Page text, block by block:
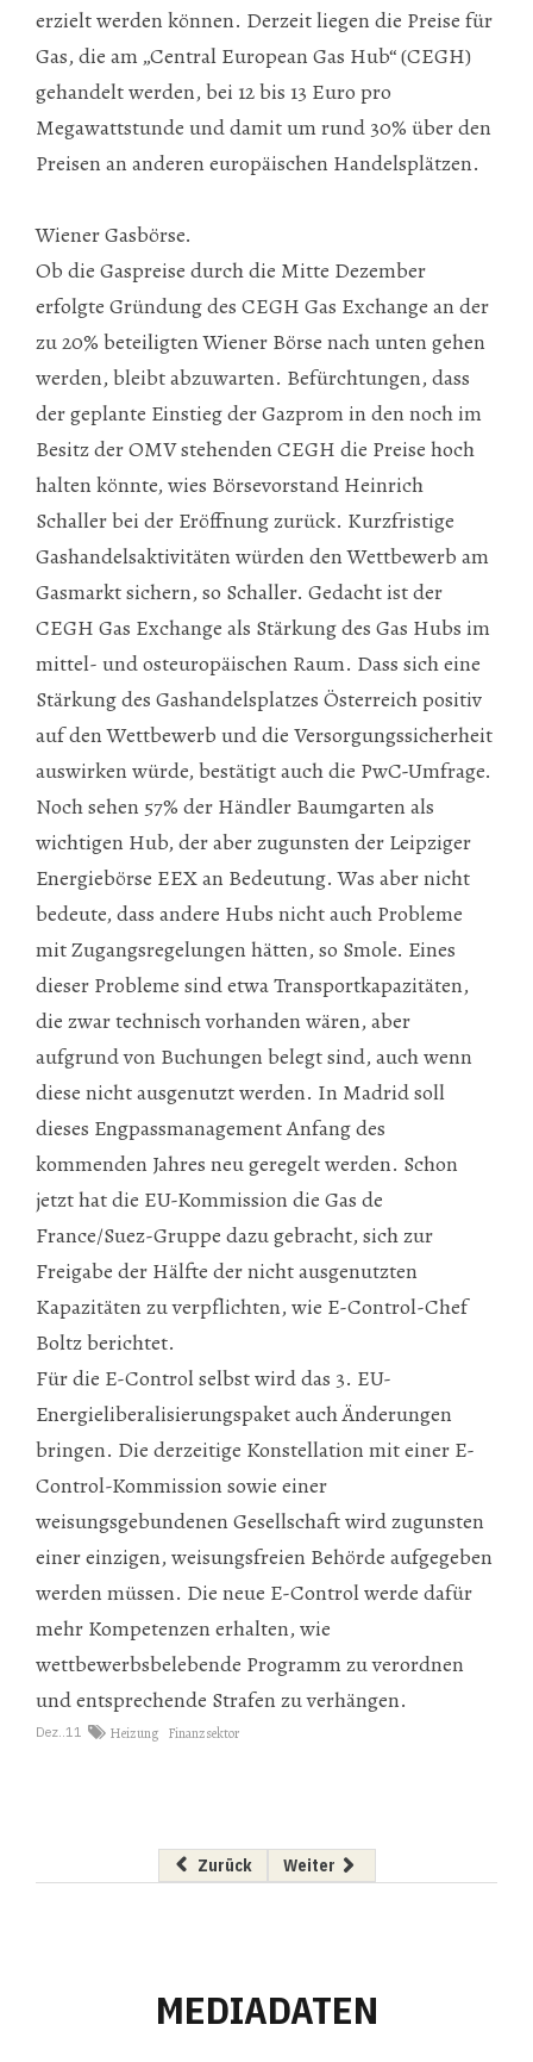
erzielt werden können. Derzeit liegen die Preise für
Gas, die am „Central European Gas Hub“(CEGH)
gehandelt werden, bei 12 bis 13 Euro pro
Megawattstunde und damit um rund 30% über den
Preisen an anderen europäischen Handelsplätzen.
Wiener Gasbörse.
Ob die Gaspreise durch die Mitte Dezember
erfolgte Gründung des CEGH Gas Exchange an der
zu 20% beteiligten Wiener Börse nach unten gehen
werden, bleibt abzuwarten. Befürchtungen, dass
der geplante Einstieg der Gazprom in den noch im
Besitz derOMVstehenden CEGH die Preise hoch
halten könnte, wies Börsevorstand Heinrich
Schaller bei der Eröffnung zurück. Kurzfristige
Gashandelsaktivitäten würden den Wettbewerb am
Gasmarkt sichern, so Schaller. Gedacht ist der
CEGH Gas Exchange als Stärkung des Gas Hubs im
mittel- und osteuropäischen Raum. Dass sich eine
Stärkung des Gashandelsplatzes Österreich positiv
auf den Wettbewerb und die Versorgungssicherheit
auswirken würde, bestätigt auch die PwC-Umfrage.
Noch sehen 57% der Händler Baumgarten als
wichtigen Hub, der aber zugunsten der Leipziger
Energiebörse EEX an Bedeutung. Was aber nicht
bedeute, dass andere Hubs nicht auch Probleme
mit Zugangsregelungen hätten, so Smole. Eines
dieser Probleme sind etwa Transportkapazitäten,
die zwar technisch vorhanden wären, aber
aufgrund von Buchungen belegt sind, auch wenn
diese nicht ausgenutzt werden. In Madrid soll
dieses Engpassmanagement Anfang des
kommenden Jahres neu geregelt werden. Schon
jetzt hat die EU-Kommission die Gas de
France/Suez-Gruppe dazu gebracht, sich zur
Freigabe der Hälfte der nicht ausgenutzten
Kapazitäten zu verpflichten, wie E-Control-Chef
Boltz berichtet.
Für die E-Control selbst wird das 3. EU-
Energieliberalisierungspaket auch Änderungen
bringen. Die derzeitige Konstellation mit einer E-
Control-Kommission sowie einer
weisungsgebundenen Gesellschaft wird zugunsten
einer einzigen, weisungsfreien Behörde aufgegeben
werden müssen. Die neue E-Control werde dafür
mehr Kompetenzen erhalten, wie
wettbewerbsbelebende Programm zu verordnen
und entsprechende Strafen zu verhängen.
Dez..11 Heizung Finanzsektor
Vorheriger Beitrag: Salzburg wird
Zurück Nächster Beitrag: Salzburg
Weiter
MEDIADATEN